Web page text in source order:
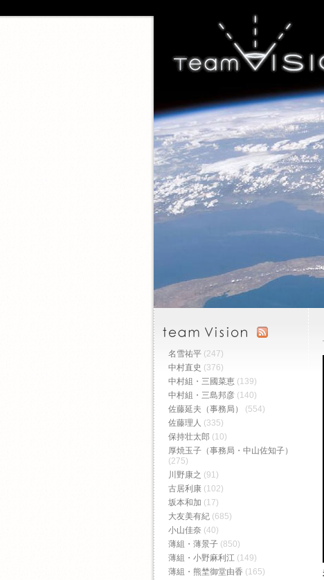
名雪祐平 (247)
中村直史 (376)
中村組・三國菜恵 (139)
中村組・三島邦彦 (140)
佐藤延夫（事務局）
(554)
佐藤理人 (335)
保持壮太郎 (10)
厚焼玉子（事務局・中山佐知子）
(275)
川野康之 (91)
古居利康 (102)
坂本和加 (17)
大友美有紀 (685)
小山佳奈 (40)
薄組・薄景子 (850)
薄組・小野麻利江 (149)
薄組・熊埜御堂由香 (165)